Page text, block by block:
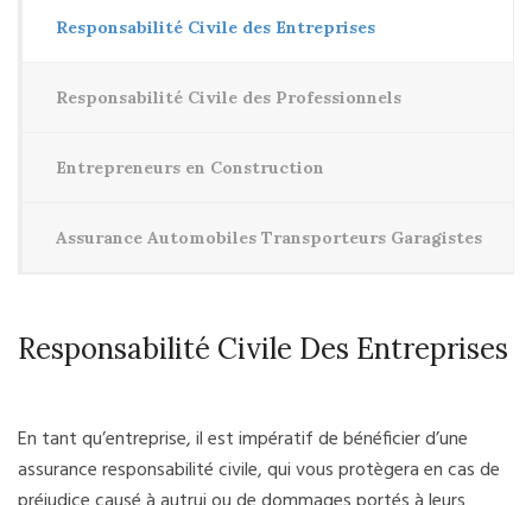
Responsabilité Civile des Entreprises
Responsabilité Civile des Professionnels
Entrepreneurs en Construction
Assurance Automobiles Transporteurs Garagistes
Responsabilité Civile Des Entreprises
En tant qu’entreprise, il est impératif de bénéficier d’une
assurance responsabilité civile, qui vous protègera en cas de